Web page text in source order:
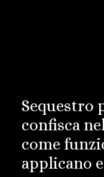
Sequestro
confisca
come
applicano